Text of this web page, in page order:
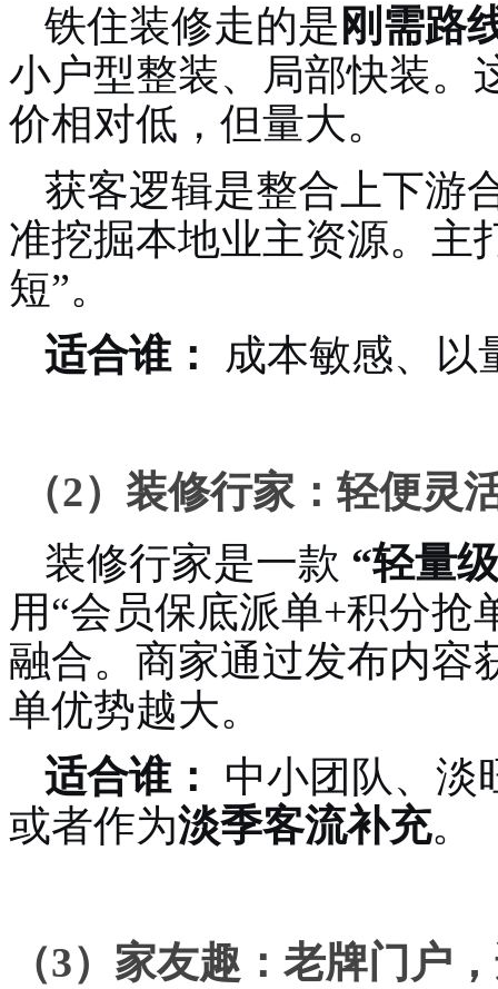
铁住装修走的是 刚需路
小户型整装、局部快装。
价相对低，但量大。
获客逻辑是整合上下游
准挖掘本地业主资源。主
短”。
适合谁：
成本敏感、以
（2）装修行家：轻便灵
装修行家是一款 “轻量
用“会员保底派单+积分抢
融合。商家通过发布内容
单优势越大。
适合谁：
中小团队、淡
或者作为淡季客流补充。
（3）家友趣：老牌门户